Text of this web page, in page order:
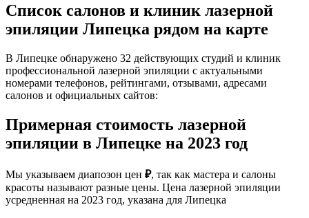
Список салонов и клиник лазерной
эпиляции Липецка рядом на карте
В Липецке обнаружено 32 действующих студий и клиник
профессиональной лазерной эпиляции с актуальными
номерами телефонов, рейтингами, отзывами, адресами
салонов и официальных сайтов:
Примерная стоимость лазерной
эпиляции в Липецке на 2023 год
Мы указываем диапозон цен ₽, так как мастера и салоны
красоты называют разные цены. Цена лазерной эпиляции
усредненная на 2023 год, указана для Липецка